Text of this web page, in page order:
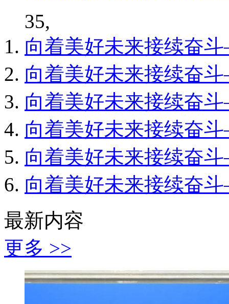
35,
向着美好未来接续奋
向着美好未来接续奋
向着美好未来接续奋
向着美好未来接续奋
向着美好未来接续奋
向着美好未来接续奋
最新内容
更多 >>